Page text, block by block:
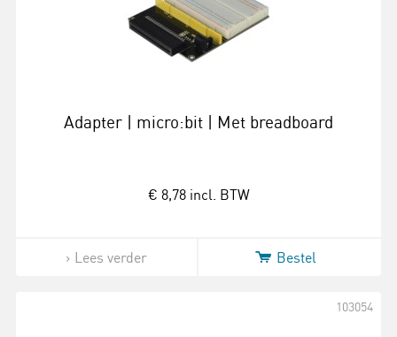
Adapter | micro:bit | Met breadboard
€ 8,78 incl. BTW
Lees verder Bestel
103054